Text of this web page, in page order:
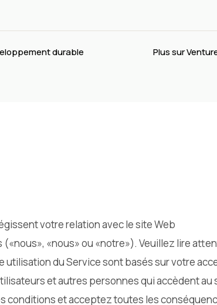
durable Plus sur
votre relation avec le site Web
«nous» ou «notre»). Veuillez lire
utilisation du Service sont basés sur votre
et autres personnes qui accèdent au
conditions et acceptez toutes les